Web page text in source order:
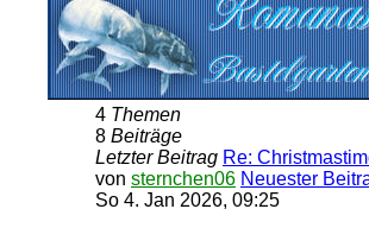
4 Themen
8 Beiträge
Letzter Beitrag Re:
von sternchen06 Neuester
So 4. Jan 2026, 09:25